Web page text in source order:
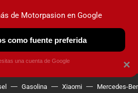
OBSERVATORIO
Gasolina Xiaomi Mercedes-
×
de Motorpasion en Google
como fuente preferida
una cuenta de Google